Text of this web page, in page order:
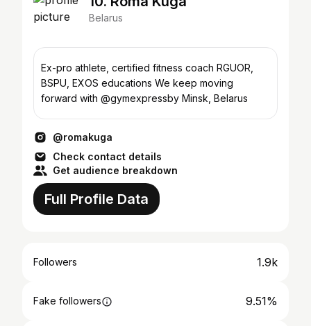
Belarus
Ex-pro athlete, certified fitness coach RGUOR,
BSPU, EXOS educations We keep moving
forward with @gymexpressby Minsk, Belarus
@romakuga
Check contact details
Get audience breakdown
Full Profile Data
Followers 1.9k
Fake followers 9.51%